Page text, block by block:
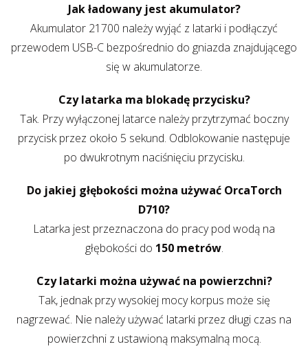
Jak ładowany jest akumulator?
Akumulator 21700 należy wyjąć z latarki i podłączyć
przewodem USB-C bezpośrednio do gniazda znajdującego
się w akumulatorze.
Czy latarka ma blokadę przycisku?
Tak. Przy wyłączonej latarce należy przytrzymać boczny
przycisk przez około 5 sekund. Odblokowanie następuje
po dwukrotnym naciśnięciu przycisku.
Do jakiej głębokości można używać OrcaTorch
D710?
Latarka jest przeznaczona do pracy pod wodą na
głębokości do 150 metrów.
Czy latarki można używać na powierzchni?
Tak, jednak przy wysokiej mocy korpus może się
nagrzewać. Nie należy używać latarki przez długi czas na
powierzchni z ustawioną maksymalną mocą.